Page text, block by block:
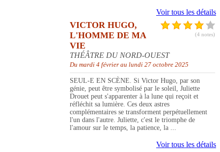
Voir tous les détails
(4 notes)
VICTOR HUGO,
L'HOMME DE MA
VIE
THÉÂTRE DU NORD-OUEST
Du mardi 4 février au lundi 27 octobre 2025
SEUL-E EN SCÈNE. Si Victor Hugo, par son
génie, peut être symbolisé par le soleil, Juliette
Drouet peut s'apparenter à la lune qui reçoit et
réfléchit sa lumière. Ces deux astres
complémentaires se transforment perpétuellement
l'un dans l'autre. Juliette, c'est le triomphe de
l'amour sur le temps, la patience, la ...
Voir tous les détails